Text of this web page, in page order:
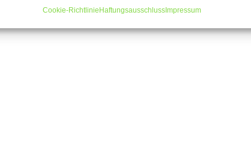
Cookie-Richtlinie HaftungsausschlussImpressum